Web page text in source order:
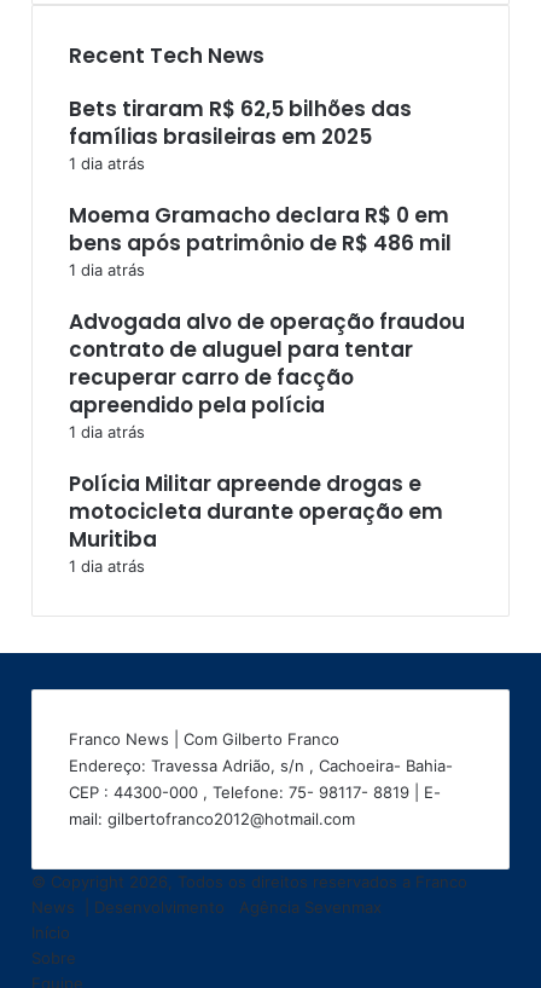
Recent Tech News
Bets tiraram R$ 62,5 bilhões das
famílias brasileiras em 2025
1 dia atrás
Moema Gramacho declara R$ 0 em
bens após patrimônio de R$ 486 mil
1 dia atrás
Advogada alvo de operação fraudou
contrato de aluguel para tentar
recuperar carro de facção
apreendido pela polícia
1 dia atrás
Polícia Militar apreende drogas e
motocicleta durante operação em
Muritiba
1 dia atrás
Franco News | Com Gilberto Franco
Endereço: Travessa Adrião, s/n , Cachoeira- Bahia-
CEP : 44300-000 , Telefone: 75- 98117- 8819 | E-
mail: gilbertofranco2012@hotmail.com
© Copyright 2026, Todos os direitos reservados a Franco
News | Desenvolvimento
Agência Sevenmax
Início
Sobre
Equipe